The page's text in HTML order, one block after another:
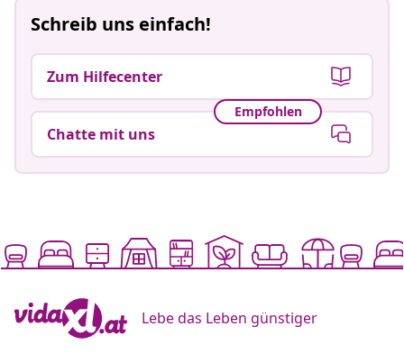
Schreib uns einfach!
Zum Hilfecenter
Empfohlen
Chatte mit uns
Lebe das Leben günstiger